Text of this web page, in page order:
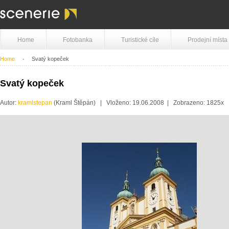
Home Fotobanka Turistické cíle Prodejní místa
Home Svatý kopeček
Svatý kopeček
Autor: kramlstepan (Kraml Štěpán) | Vloženo: 19.06.2008 | Zobrazeno: 1825x